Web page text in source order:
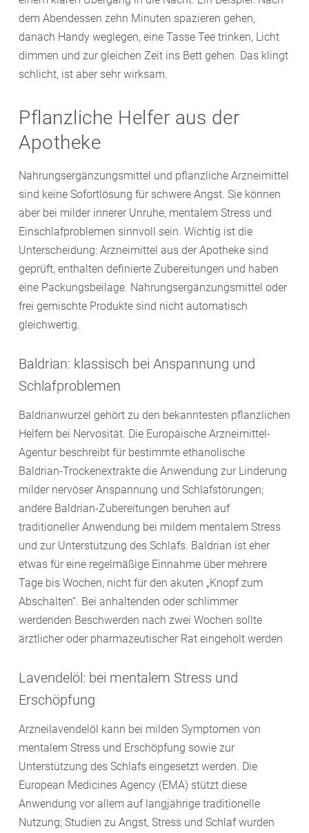
dem Abendessen zehn Minuten spazieren gehen,
danach Handy weglegen, eine Tasse Tee trinken, Licht
dimmen und zur gleichen Zeit ins Bett gehen. Das klingt
schlicht, ist aber sehr wirksam.
Pflanzliche Helfer aus der
Apotheke
Nahrungsergänzungsmittel und pflanzliche Arzneimittel
sind keine Sofortlösung für schwere Angst. Sie können
aber bei milder innerer Unruhe, mentalem Stress und
Einschlafproblemen sinnvoll sein. Wichtig ist die
Unterscheidung: Arzneimittel aus der Apotheke sind
geprüft, enthalten definierte Zubereitungen und haben
eine Packungsbeilage. Nahrungsergänzungsmittel oder
frei gemischte Produkte sind nicht automatisch
gleichwertig.
Baldrian: klassisch bei Anspannung und
Schlafproblemen
Baldrianwurzel gehört zu den bekanntesten pflanzlichen
Helfern bei Nervosität. Die Europäische Arzneimittel-
Agentur beschreibt für bestimmte ethanolische
Baldrian-Trockenextrakte die Anwendung zur Linderung
milder nervöser Anspannung und Schlafstörungen;
andere Baldrian-Zubereitungen beruhen auf
traditioneller Anwendung bei mildem mentalem Stress
und zur Unterstützung des Schlafs. Baldrian ist eher
etwas für eine regelmäßige Einnahme über mehrere
Tage bis Wochen, nicht für den akuten „Knopf zum
Abschalten“. Bei anhaltenden oder schlimmer
werdenden Beschwerden nach zwei Wochen sollte
ärztlicher oder pharmazeutischer Rat eingeholt werden
Lavendelöl: bei mentalem Stress und
Erschöpfung
Arzneilavendelöl kann bei milden Symptomen von
mentalem Stress und Erschöpfung sowie zur
Unterstützung des Schlafs eingesetzt werden. Die
European Medicines Agency (EMA) stützt diese
Anwendung vor allem auf langjährige traditionelle
Nutzung; Studien zu Angst, Stress und Schlaf wurden